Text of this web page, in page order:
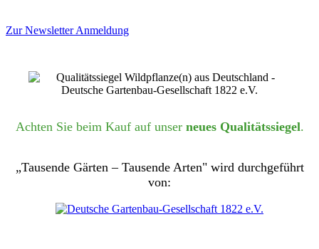
Zur Newsletter Anmeldung
Achten Sie beim Kauf auf unser neues Qualitätssiegel.
„Tausende Gärten – Tausende Arten" wird durchgeführt
von: